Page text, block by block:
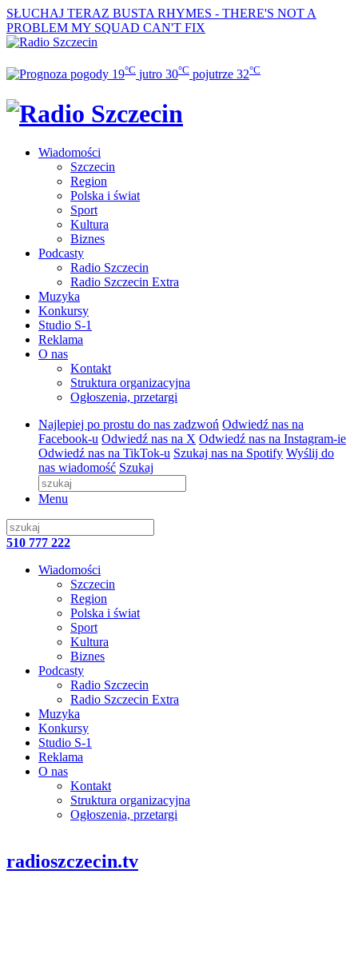
SŁUCHAJ TERAZ BUSTA RHYMES - THERE'S NOT A
PROBLEM MY SQUAD CAN'T FIX
19°C jutro 30°C pojutrze 32°C
Wiadomości
Szczecin
Region
Polska i świat
Sport
Kultura
Biznes
Podcasty
Radio Szczecin
Radio Szczecin Extra
Muzyka
Konkursy
Studio S-1
Reklama
O nas
Kontakt
Struktura organizacyjna
Ogłoszenia, przetargi
Najlepiej po prostu do nas zadzwoń Odwiedź nas na
Facebook-u Odwiedź nas na X Odwiedź nas na Instagram-ie
Odwiedź nas na TikTok-u Szukaj nas na Spotify Wyślij do
nas wiadomość Szukaj
Menu
510 777 222
Wiadomości
Szczecin
Region
Polska i świat
Sport
Kultura
Biznes
Podcasty
Radio Szczecin
Radio Szczecin Extra
Muzyka
Konkursy
Studio S-1
Reklama
O nas
Kontakt
Struktura organizacyjna
Ogłoszenia, przetargi
radioszczecin.tv